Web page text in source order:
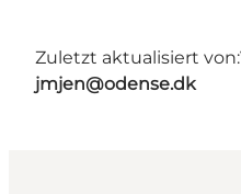
Zuletzt aktualisiert von:
jmjen@odense.dk